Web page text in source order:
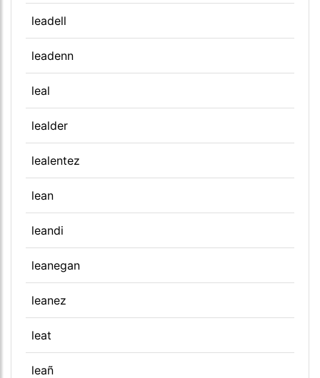
leadell
leadenn
leal
lealder
lealentez
lean
leandi
leanegan
leanez
leat
leañ